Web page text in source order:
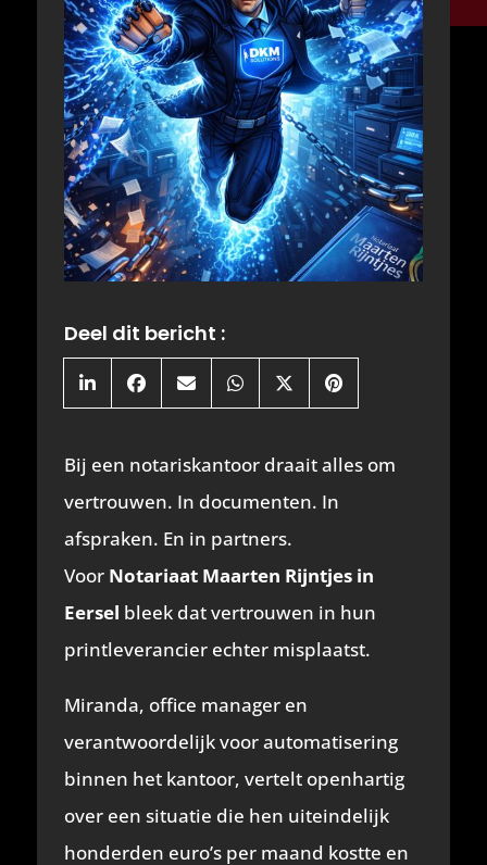
Deel dit bericht :
Share
on
Share
on
Share
on
Share
on
Share
on
Share
on
Bij een notariskantoor draait alles om
vertrouwen. In documenten. In
afspraken. En in partners.
Voor Notariaat Maarten Rijntjes in
Eersel bleek dat vertrouwen in hun
printleverancier echter misplaatst.
Miranda, office manager en
verantwoordelijk voor automatisering
binnen het kantoor, vertelt openhartig
over een situatie die hen uiteindelijk
honderden euro’s per maand kostte en